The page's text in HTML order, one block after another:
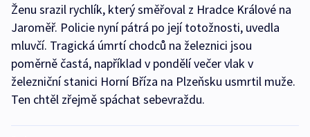
Ženu srazil rychlík, který směřoval z Hradce Králové na
Jaroměř. Policie nyní pátrá po její totožnosti, uvedla
mluvčí. Tragická úmrtí chodců na železnici jsou
poměrně častá, například v pondělí večer vlak v
železniční stanici Horní Bříza na Plzeňsku usmrtil muže.
Ten chtěl zřejmě spáchat sebevraždu.